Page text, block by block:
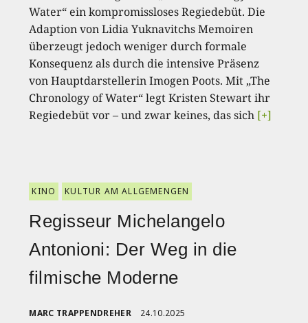
Water“ ein kompromissloses Regiedebüt. Die
Adaption von Lidia Yuknavitchs Memoiren
überzeugt jedoch weniger durch formale
Konsequenz als durch die intensive Präsenz
von Hauptdarstellerin Imogen Poots. Mit „The
Chronology of Water“ legt Kristen Stewart ihr
Regiedebüt vor – und zwar keines, das sich [+]
KINO KULTUR AM ALLGEMENGEN
Regisseur Michelangelo
Antonioni: Der Weg in die
filmische Moderne
MARC TRAPPENDREHER 24.10.2025